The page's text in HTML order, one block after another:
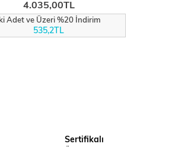
4.035,00TL
Adet ve Üzeri %20 İndirim
535,2TL
Sertifikalı